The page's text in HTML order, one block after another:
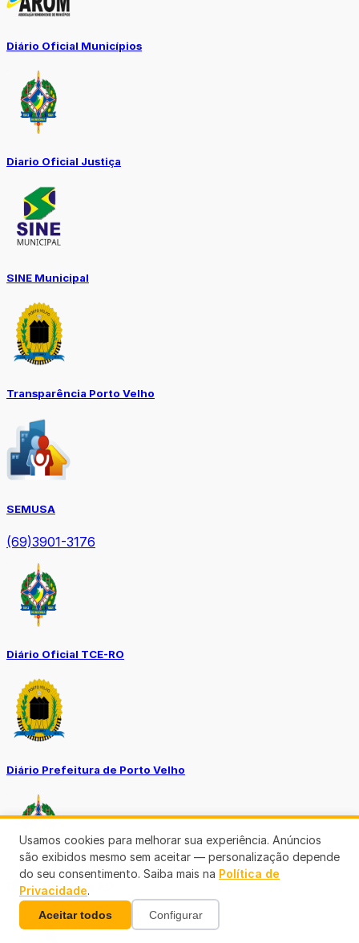
Diário Oficial Municípios
Diario Oficial Justiça
SINE Municipal
Transparência Porto Velho
SEMUSA
(69)3901-3176
Diário Oficial TCE-RO
Diário Prefeitura de Porto Velho
Diário Oficial de RO
Usamos cookies para melhorar sua experiência. Anúncios
são exibidos mesmo sem aceitar — personalização depende
do seu consentimento. Saiba mais na Política de
Privacidade.
Aceitar todos Configurar